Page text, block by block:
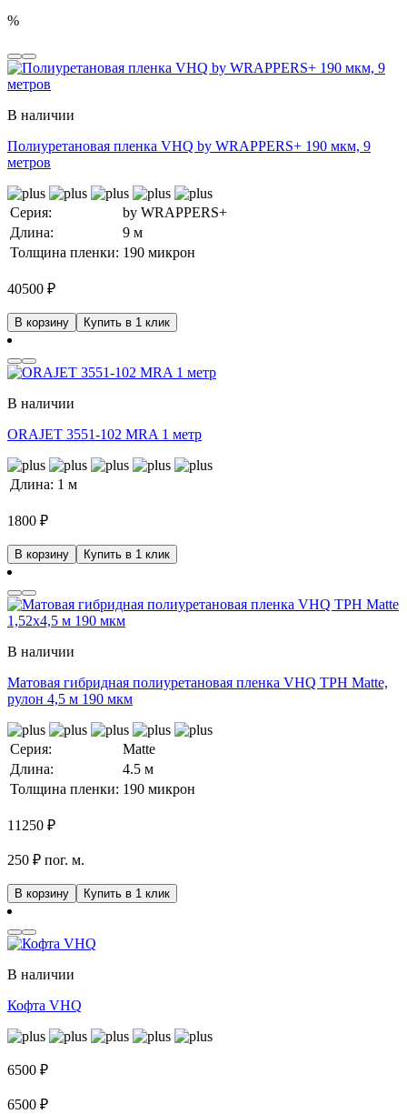
%
В наличии
Полиуретановая пленка VHQ by WRAPPERS+ 190 мкм, 9
метров
Серия:
by WRAPPERS+
Длина:
9 м
Толщина пленки: 190 микрон
40500 ₽
В корзину Купить в 1 клик
В наличии
ORAJET 3551-102 MRA 1 метр
Длина: 1 м
1800 ₽
В корзину Купить в 1 клик
В наличии
Матовая гибридная полиуретановая пленка VHQ TPH Matte,
рулон 4,5 м 190 мкм
Серия:
Matte
Длина:
4.5 м
Толщина пленки: 190 микрон
11250 ₽
250 ₽ пог. м.
В корзину Купить в 1 клик
В наличии
Кофта VHQ
6500 ₽
6500 ₽